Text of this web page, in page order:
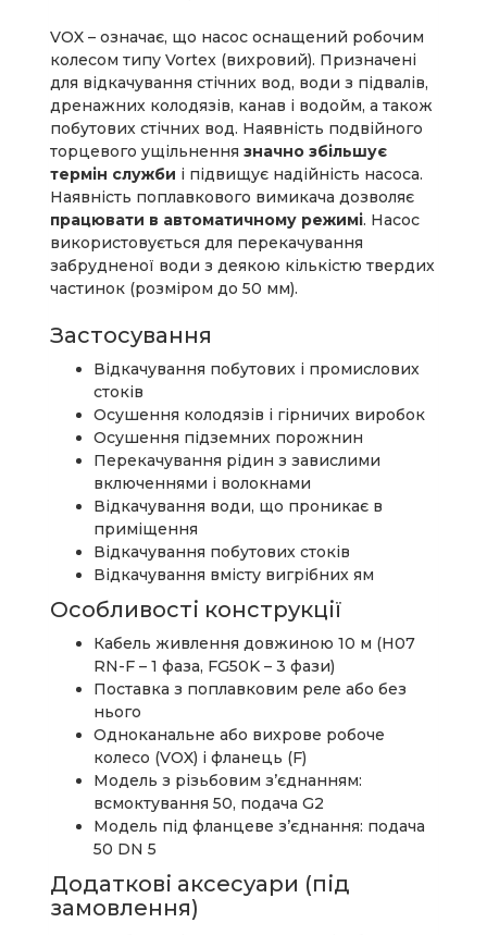
VOX – означає, що насос оснащений робочим
колесом типу Vortex (вихровий). Призначені
для відкачування стічних вод, води з підвалів,
дренажних колодязів, канав і водойм, а також
побутових стічних вод. Наявність подвійного
торцевого ущільнення значно збільшує
термін служби і підвищує надійність насоса.
Наявність поплавкового вимикача дозволяє
працювати в автоматичному режимі. Насос
використовується для перекачування
забрудненої води з деякою кількістю твердих
частинок (розміром до 50 мм).
Застосування
Відкачування побутових і промислових
стоків
Осушення колодязів і гірничих виробок
Осушення підземних порожнин
Перекачування рідин з завислими
включеннями і волокнами
Відкачування води, що проникає в
приміщення
Відкачування побутових стоків
Відкачування вмісту вигрібних ям
Особливості конструкції
Кабель живлення довжиною 10 м (H07
RN-F – 1 фаза, FG50K – 3 фази)
Поставка з поплавковим реле або без
нього
Одноканальне або вихрове робоче
колесо (VOX) і фланець (F)
Модель з різьбовим з’єднанням:
всмоктування 50, подача G2
Модель під фланцеве з’єднання: подача
50 DN 5
Додаткові аксесуари (під
замовлення)